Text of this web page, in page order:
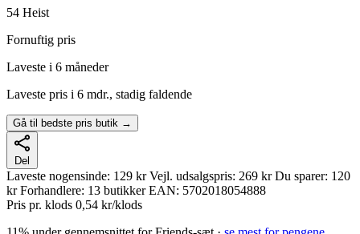
54 Heist
Fornuftig pris
Laveste i 6 måneder
Laveste pris i 6 mdr., stadig faldende
Gå til bedste pris butik →
Del
Laveste nogensinde: 129 kr Vejl. udsalgspris: 269 kr Du sparer: 120
kr Forhandlere: 13 butikker EAN: 5702018054888
Pris pr. klods 0,54 kr/klods